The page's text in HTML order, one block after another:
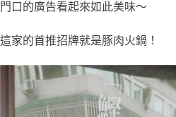
門口的廣告看起來如此美味～
這家的首推招牌就是豚肉火鍋！